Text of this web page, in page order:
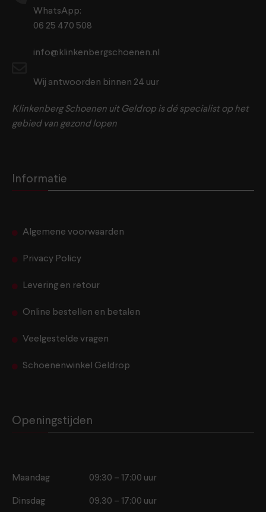
WhatsApp:
06 25 470 508
info@klinkenbergschoenen.nl
Wij antwoorden binnen 24 uur
Klinkenberg Schoenen uit Geldrop is dé specialist op het
gebied van gezond lopen
Informatie
Algemene voorwaarden
Privacy Policy
Levering en retour
Online bestellen en betalen
Veelgestelde vragen
Schoenenwinkel Geldrop
Openingstijden
Maandag 09:30 – 17:00 uur
Dinsdag 09.30 – 17:00 uur